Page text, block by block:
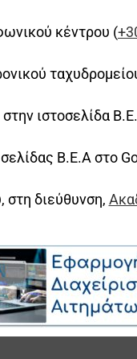
κέντρου (
ιστοσελίδα
Β.Ε.Α στο
διεύθυνση,